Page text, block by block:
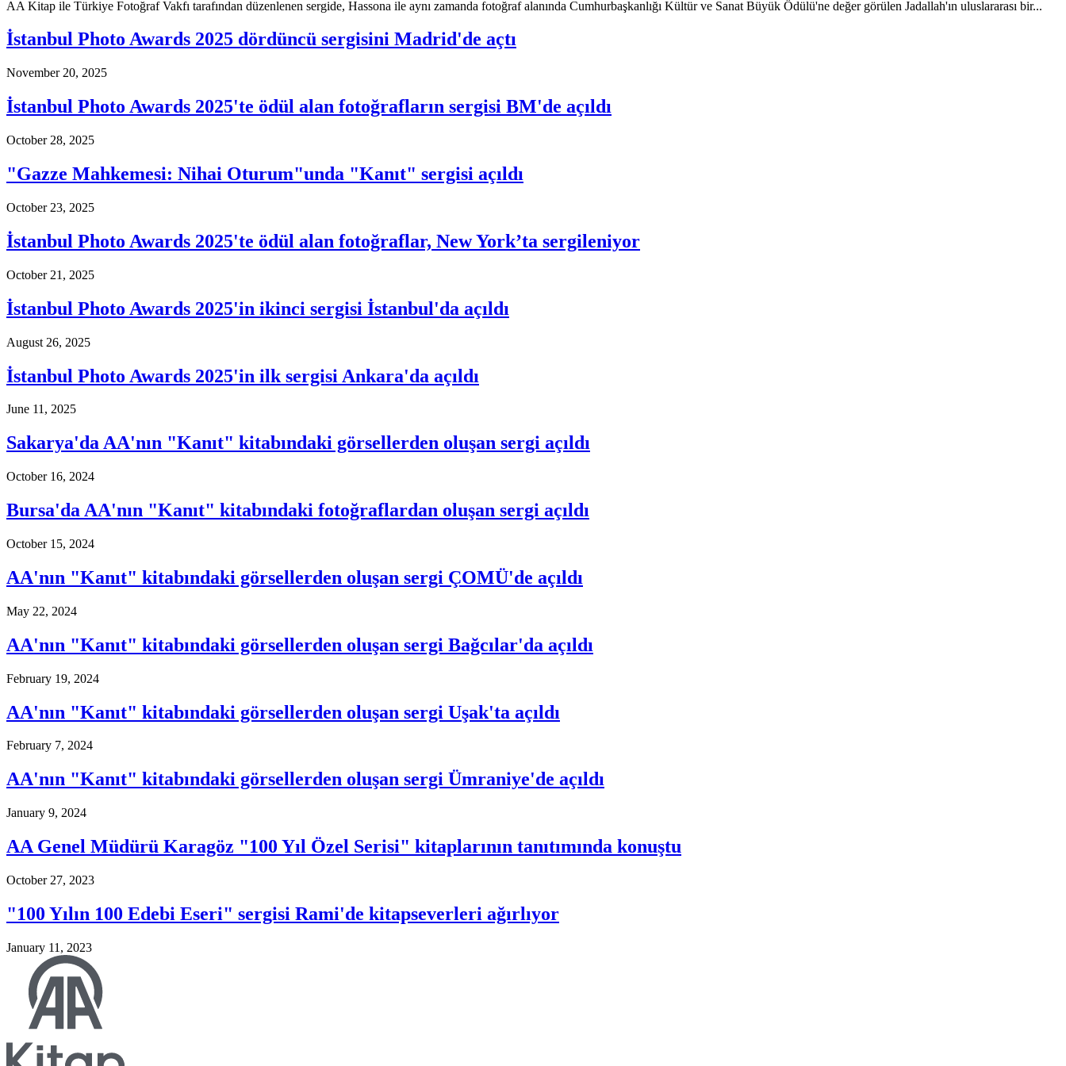
AA Kitap ile Türkiye Fotoğraf Vakfı tarafından düzenlenen sergide, Hassona ile aynı zamanda fotoğraf alanında Cumhurbaşkanlığı Kültür ve Sanat Büyük Ödülü'ne değer görülen Jadallah'ın uluslararası bir...
İstanbul Photo Awards 2025 dördüncü sergisini Madrid'de açtı
November 20, 2025
İstanbul Photo Awards 2025'te ödül alan fotoğrafların sergisi BM'de açıldı
October 28, 2025
"Gazze Mahkemesi: Nihai Oturum"unda "Kanıt" sergisi açıldı
October 23, 2025
İstanbul Photo Awards 2025'te ödül alan fotoğraflar, New York’ta sergileniyor
October 21, 2025
İstanbul Photo Awards 2025'in ikinci sergisi İstanbul'da açıldı
August 26, 2025
İstanbul Photo Awards 2025'in ilk sergisi Ankara'da açıldı
June 11, 2025
Sakarya'da AA'nın "Kanıt" kitabındaki görsellerden oluşan sergi açıldı
October 16, 2024
Bursa'da AA'nın "Kanıt" kitabındaki fotoğraflardan oluşan sergi açıldı
October 15, 2024
AA'nın "Kanıt" kitabındaki görsellerden oluşan sergi ÇOMÜ'de açıldı
May 22, 2024
AA'nın "Kanıt" kitabındaki görsellerden oluşan sergi Bağcılar'da açıldı
February 19, 2024
AA'nın "Kanıt" kitabındaki görsellerden oluşan sergi Uşak'ta açıldı
February 7, 2024
AA'nın "Kanıt" kitabındaki görsellerden oluşan sergi Ümraniye'de açıldı
January 9, 2024
AA Genel Müdürü Karagöz "100 Yıl Özel Serisi" kitaplarının tanıtımında konuştu
October 27, 2023
"100 Yılın 100 Edebi Eseri" sergisi Rami'de kitapseverleri ağırlıyor
January 11, 2023